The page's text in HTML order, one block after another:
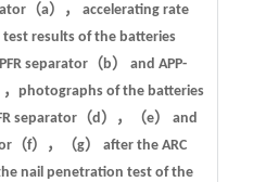
（a）， accelerating rate
test results of the batteries
separator（b） and APP-
，photographs of the batteries
separator（d），（e） and
（f），（g） after the ARC
nail penetration test of the